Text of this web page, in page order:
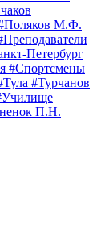
М.Ф.
Петербург
#Спортсмены
#Турчанов
П.Н.